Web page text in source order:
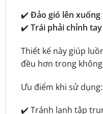
✔️ Đảo gió lên
✔️ Trái phải chỉnh
Thiết kế này giúp
đều hơn trong
Ưu điểm khi sử dụng:
✔️ Tránh lạnh tập